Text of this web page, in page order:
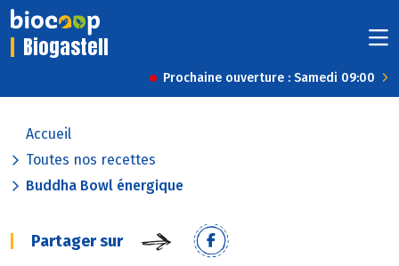
Biogastell
Prochaine ouverture : Samedi 09:00
Accueil
Toutes nos recettes
Buddha Bowl énergique
Partager sur